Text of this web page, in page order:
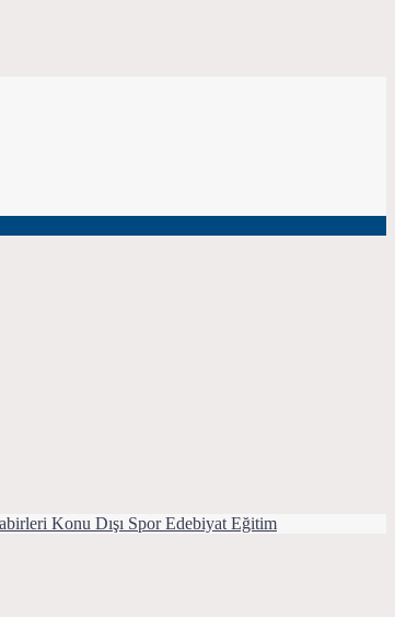
Konu Dışı Spor Edebiyat Eğitim